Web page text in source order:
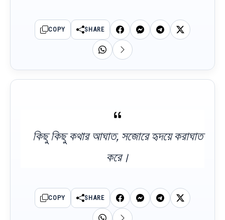
COPY SHARE
কিছু কিছু কথার আঘাত, সজোরে হৃদয়ে করাঘাত
করে।
COPY SHARE